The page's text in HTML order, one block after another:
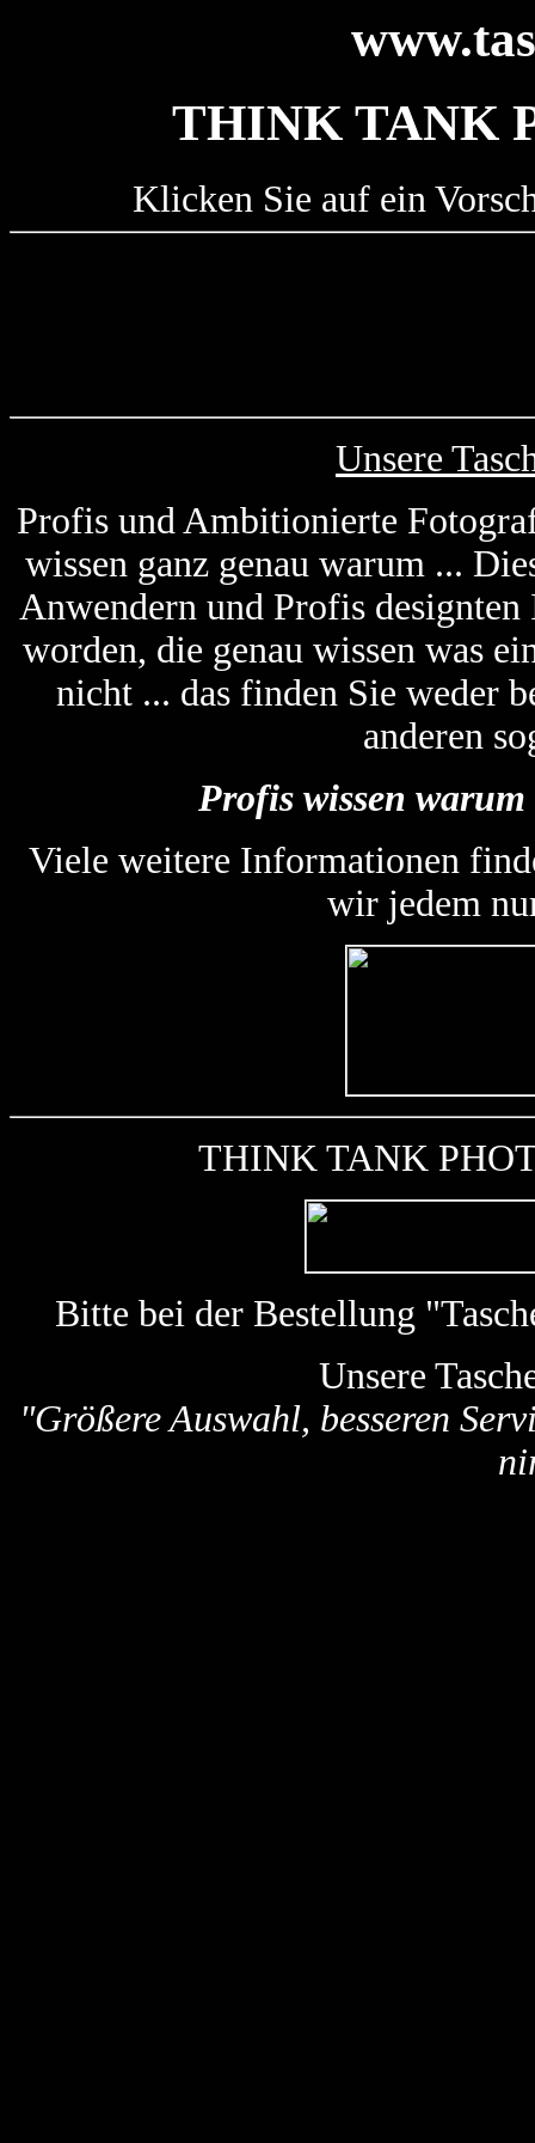
THINK TANK
Klicken Sie auf ein
Unsere
Profis und Ambitionierte
wissen ganz genau warum ...
Anwendern und Profis
worden, die genau wissen was
nicht ... das finden Sie weder
anderen
Profis wissen
Viele weitere Informationen
wir jedem
THINK TANK
Bitte bei der Bestellung
Unsere
"Größere Auswahl, besseren